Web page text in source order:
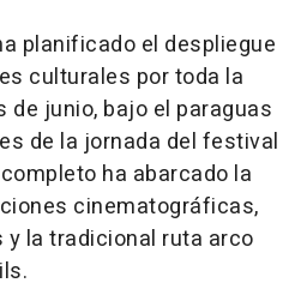
planificado el despliegue
culturales por toda la
de junio, bajo el paraguas
de la jornada del festival
ha abarcado la
cinematográficas,
la tradicional ruta arco